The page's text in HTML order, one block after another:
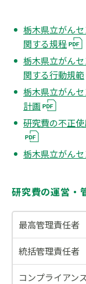
栃木県立がん
関する規程
栃木県立がん
関する行動規範
栃木県立がん
計画
研究費の不正
栃木県立がん
研究費の運営・
最高管理責任者
統括管理責任者
コンプライアン